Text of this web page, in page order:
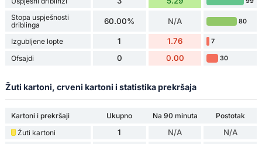
Stopa uspješnosti
driblinga
60.00% N/A 80
Izgubljene lopte 1 1.76 7
Ofsajdi 0 0.00 30
Žuti kartoni, crveni kartoni i statistika prekršaja
Kartoni i prekršaji Ukupno Na 90 minuta
Postotak
Žuti kartoni
1 N/A N/A